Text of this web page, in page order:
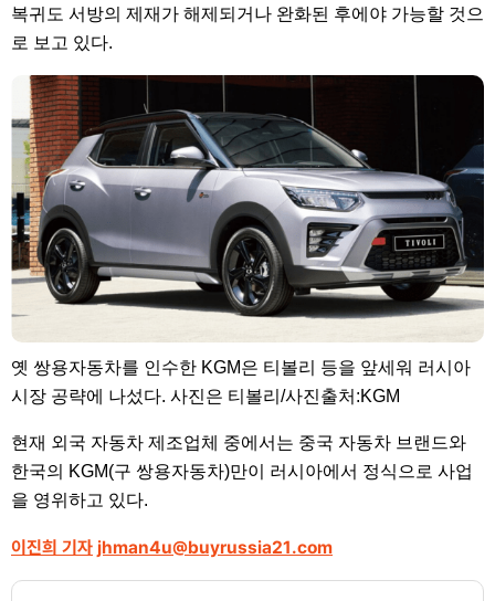
복귀도 서방의 제재가 해제되거나 완화된 후에야 가능할 것으
로 보고 있다.
옛 쌍용자동차를 인수한 KGM은 티볼리 등을 앞세워 러시아
시장 공략에 나섰다. 사진은 티볼리/사진출처:KGM
현재 외국 자동차 제조업체 중에서는 중국 자동차 브랜드와
한국의 KGM(구 쌍용자동차)만이 러시아에서 정식으로 사업
을 영위하고 있다.
이진희 기자 jhman4u@buyrussia21.com